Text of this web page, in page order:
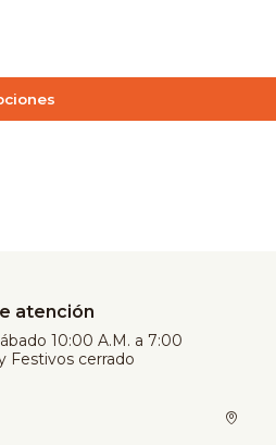
atención
10:00 A.M. a 7:00
Festivos cerrado